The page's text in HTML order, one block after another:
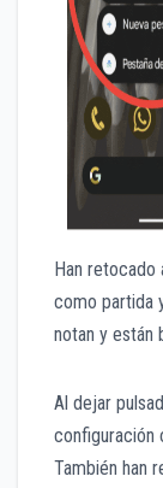
Han retocado
como partida
notan y están
Al dejar
configuración
También han